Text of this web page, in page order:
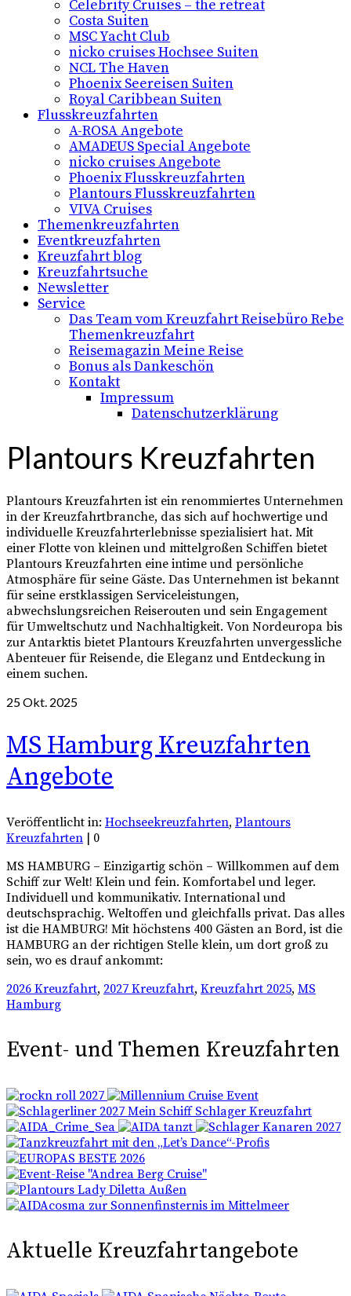
Celebrity Cruises – the retreat
Costa Suiten
MSC Yacht Club
nicko cruises Hochsee Suiten
NCL The Haven
Phoenix Seereisen Suiten
Royal Caribbean Suiten
Flusskreuzfahrten
A-ROSA Angebote
AMADEUS Special Angebote
nicko cruises Angebote
Phoenix Flusskreuzfahrten
Plantours Flusskreuzfahrten
VIVA Cruises
Themenkreuzfahrten
Eventkreuzfahrten
Kreuzfahrt blog
Kreuzfahrtsuche
Newsletter
Service
Das Team vom Kreuzfahrt Reisebüro Rebe
Themenkreuzfahrt
Reisemagazin Meine Reise
Bonus als Dankeschön
Kontakt
Impressum
Datenschutzerklärung
Plantours Kreuzfahrten
Plantours Kreuzfahrten ist ein renommiertes Unternehmen
in der Kreuzfahrtbranche, das sich auf hochwertige und
individuelle Kreuzfahrterlebnisse spezialisiert hat. Mit
einer Flotte von kleinen und mittelgroßen Schiffen bietet
Plantours Kreuzfahrten eine intime und persönliche
Atmosphäre für seine Gäste. Das Unternehmen ist bekannt
für seine erstklassigen Serviceleistungen,
abwechslungsreichen Reiserouten und sein Engagement
für Umweltschutz und Nachhaltigkeit. Von Nordeuropa bis
zur Antarktis bietet Plantours Kreuzfahrten unvergessliche
Abenteuer für Reisende, die Eleganz und Entdeckung in
einem suchen.
25Okt. 2025
MS Hamburg Kreuzfahrten
Angebote
Veröffentlicht in: Hochseekreuzfahrten, Plantours
Kreuzfahrten
0
MS HAMBURG – Einzigartig schön – Willkommen auf dem
Schiff zur Welt! Klein und fein. Komfortabel und leger.
Individuell und kommunikativ. International und
deutschsprachig. Weltoffen und gleichfalls privat. Das alles
ist die HAMBURG! Mit höchstens 400 Gästen an Bord, ist die
HAMBURG an der richtigen Stelle klein, um dort groß zu
sein, wo es drauf ankommt:
2026 Kreuzfahrt, 2027 Kreuzfahrt, Kreuzfahrt 2025, MS
Hamburg
Event- und Themen Kreuzfahrten
Aktuelle Kreuzfahrtangebote